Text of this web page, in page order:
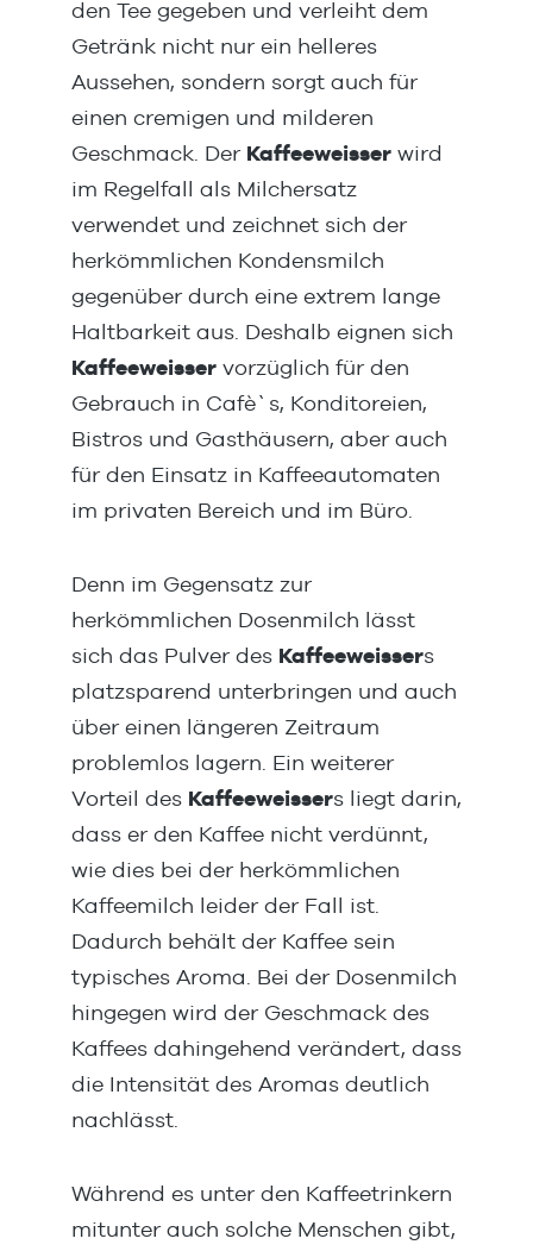
Café Latte, Café au Lait und
Latte Macchiato. Sehr
formstabile und
außergewöhnlich schöne
gesüßten Geschmack.
Unschlagbar in Preis /
Leistung.Dosierungca 5-10g je
nach Getränkevariation bei
(750 g)Wonderful Topping 20 hat
einen Milchanteil von 20%.Es
besitzt einen leicht süßen
Geschmack. Dieses Topping wird
Zubereitung von Cappuccino,
Latte Macchiato und andere
Kaffeespezialitäten.DosierungCa
den Tee gegeben und verleiht dem
Getränk nicht nur ein helleres
Aussehen, sondern sorgt auch für
einen cremigen und milderen
Geschmack. Der Kaffeeweisser wird
im Regelfall als Milchersatz
verwendet und zeichnet sich der
herkömmlichen Kondensmilch
gegenüber durch eine extrem lange
Haltbarkeit aus. Deshalb eignen sich
Kaffeeweisser vorzüglich für den
Gebrauch in Cafè`s, Konditoreien,
Bistros und Gasthäusern, aber auch
für den Einsatz in Kaffeeautomaten
im privaten Bereich und im Büro.
Denn im Gegensatz zur
herkömmlichen Dosenmilch lässt
sich das Pulver des Kaffeeweissers
platzsparend unterbringen und auch
über einen längeren Zeitraum
problemlos lagern. Ein weiterer
Vorteil des Kaffeeweissers liegt darin,
dass er den Kaffee nicht verdünnt,
wie dies bei der herkömmlichen
Kaffeemilch leider der Fall ist.
Dadurch behält der Kaffee sein
typisches Aroma. Bei der Dosenmilch
hingegen wird der Geschmack des
Kaffees dahingehend verändert, dass
die Intensität des Aromas deutlich
nachlässt.
Während es unter den Kaffeetrinkern
mitunter auch solche Menschen gibt,